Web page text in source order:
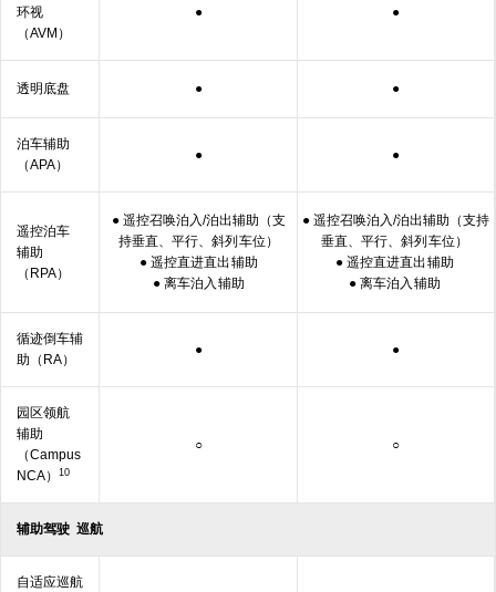
环视
（AVM）
● ●
透明 底盘 ● ●
泊车辅助
（APA）
● ●
遥控泊车
辅助
（RPA）
● 遥控召唤泊入/泊出辅助（支
持垂直、平行、斜列 车位）
● 遥控直进直出辅助
● 离车泊入 辅助
● 遥控召唤泊入/泊出辅助（支持
垂直、平行、斜列 车位）
● 遥控直进直出辅助
● 离车泊入 辅助
循迹倒车辅
助（RA）
● ●
园区领航
辅助
（Campus
NCA） 10
○ ○
辅助驾驶 巡航
自适应巡航